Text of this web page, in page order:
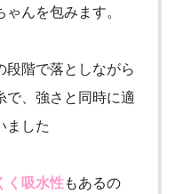
んを包みます。
段階で落としながら
で、強さと同時に適
ました
く吸水性もあるの